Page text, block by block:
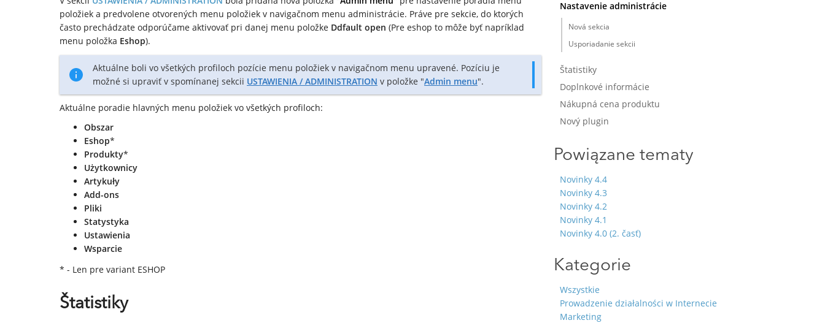
položiek a predvolene otvorených menu položiek v navigačnom menu administrácie. Práve pre sekcie, do ktorých
často prechádzate odporúčame aktivovať pri danej menu položke Ddfault open (Pre eshop to môže byť napríklad
menu položka Eshop).
Aktuálne boli vo všetkých profiloch pozície menu položiek v navigačnom menu upravené. Pozíciu je
možné si upraviť v spomínanej sekcii USTAWIENIA / ADMINISTRATION v položke "Admin menu".
Aktuálne poradie hlavných menu položiek vo všetkých profiloch:
Obszar
Eshop*
Produkty*
Użytkownicy
Artykuły
Add-ons
Pliki
Statystyka
Ustawienia
Wsparcie
* - Len pre variant ESHOP
Štatistiky
Nastavenie administrácie
Nová sekcia
Usporiadanie sekcii
Štatistiky
Doplnkové informácie
Nákupná cena produktu
Nový plugin
Powiązane tematy
Novinky 4.4
Novinky 4.3
Novinky 4.2
Novinky 4.1
Novinky 4.0 (2. časť)
Kategorie
Wszystkie
Prowadzenie działalności w Internecie
Marketing